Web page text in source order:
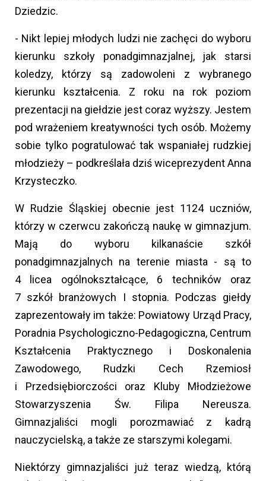
Dziedzic.
- Nikt lepiej młodych ludzi nie zachęci do wyboru
kierunku szkoły ponadgimnazjalnej, jak starsi
koledzy, którzy są zadowoleni z wybranego
kierunku kształcenia. Z roku na rok poziom
prezentacji na giełdzie jest coraz wyższy. Jestem
pod wrażeniem kreatywności tych osób. Możemy
sobie tylko pogratulować tak wspaniałej rudzkiej
młodzieży – podkreślała dziś wiceprezydent Anna
Krzysteczko.
W Rudzie Śląskiej obecnie jest 1124 uczniów,
którzy w czerwcu zakończą naukę w gimnazjum.
Mają do wyboru kilkanaście szkół
ponadgimnazjalnych na terenie miasta - są to
4 licea ogólnokształcące, 6 techników oraz
7 szkół branżowych I stopnia. Podczas giełdy
zaprezentowały im także: Powiatowy Urząd Pracy,
Poradnia Psychologiczno-Pedagogiczna, Centrum
Kształcenia Praktycznego i Doskonalenia
Zawodowego, Rudzki Cech Rzemiosł
i Przedsiębiorczości oraz Kluby Młodzieżowe
Stowarzyszenia Św. Filipa Nereusza.
Gimnazjaliści mogli porozmawiać z kadrą
nauczycielską, a także ze starszymi kolegami.
Niektórzy gimnazjaliści już teraz wiedzą, którą